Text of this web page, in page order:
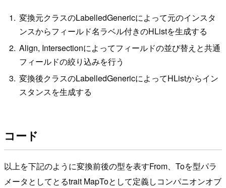
変換元クラスのLabelledGenericによって元のインスタ
ンスからフィールド名ラベル付きのHListを生成する
Align, Intersectionによってフィールドの並び替えと共通
フィールドの絞り込みを行う
変換後クラスのLabelledGenericによってHListからイン
スタンスを生成する
コード
以上を下記のように変換前後の型を表すFrom、Toを型パラ
メータとしてとるtrait MapToとして定義しコンパニオンオブ